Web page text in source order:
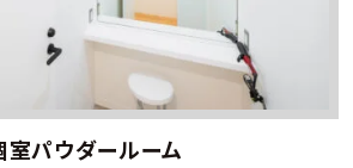
室パウダールーム